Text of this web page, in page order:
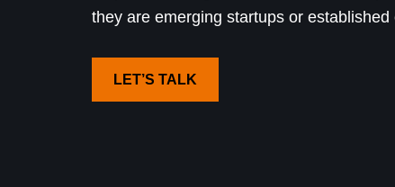
they are emerging startups or established
LET’S TALK